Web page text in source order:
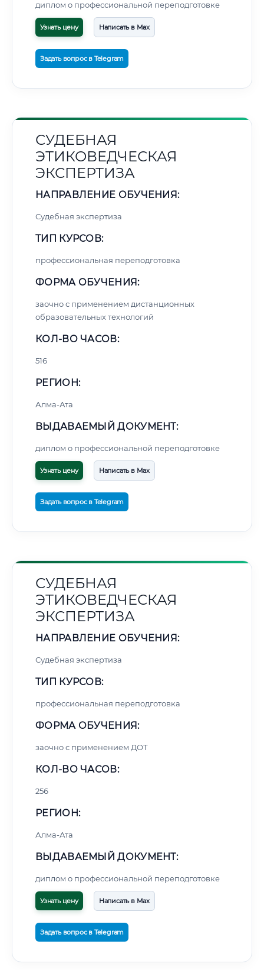
диплом о профессиональной переподготовке
Узнать цену Написать в Max
Задать вопрос в Telegram
СУДЕБНАЯ
ЭТИКОВЕДЧЕСКАЯ
ЭКСПЕРТИЗА
НАПРАВЛЕНИЕ ОБУЧЕНИЯ:
Судебная экспертиза
ТИП КУРСОВ:
профессиональная переподготовка
ФОРМА ОБУЧЕНИЯ:
заочно с применением дистанционных
образовательных технологий
КОЛ-ВО ЧАСОВ:
516
РЕГИОН:
Алма-Ата
ВЫДАВАЕМЫЙ ДОКУМЕНТ:
диплом о профессиональной переподготовке
Узнать цену Написать в Max
Задать вопрос в Telegram
СУДЕБНАЯ
ЭТИКОВЕДЧЕСКАЯ
ЭКСПЕРТИЗА
НАПРАВЛЕНИЕ ОБУЧЕНИЯ:
Судебная экспертиза
ТИП КУРСОВ:
профессиональная переподготовка
ФОРМА ОБУЧЕНИЯ:
заочно с применением ДОТ
КОЛ-ВО ЧАСОВ:
256
РЕГИОН:
Алма-Ата
ВЫДАВАЕМЫЙ ДОКУМЕНТ:
диплом о профессиональной переподготовке
Узнать цену Написать в Max
Задать вопрос в Telegram